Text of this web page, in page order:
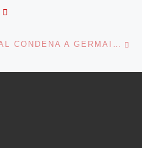
LA CORTE INTERNACIONAL CONDENA A GERMAIN KATANGA